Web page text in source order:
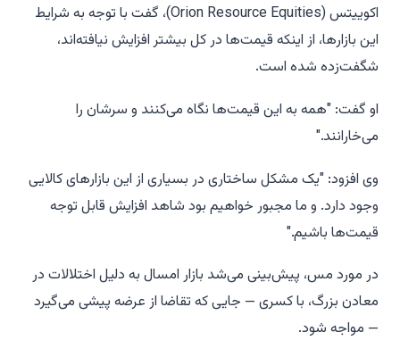
اکوییتس (Orion Resource Equities)، گفت با توجه به شرایط
این بازارها، از اینکه قیمت‌ها در کل بیشتر افزایش نیافته‌اند،
شگفت‌زده شده است.
او گفت: "همه به این قیمت‌ها نگاه می‌کنند و سرشان را
می‌خارانند."
وی افزود: "یک مشکل ساختاری در بسیاری از این بازارهای کالایی
وجود دارد. و ما مجبور خواهیم بود شاهد افزایش قابل توجه
قیمت‌ها باشیم."
در مورد مس، پیش‌بینی می‌شد بازار امسال به دلیل اختلالات در
معادن بزرگ، با کسری — جایی که تقاضا از عرضه پیشی می‌گیرد
— مواجه شود.